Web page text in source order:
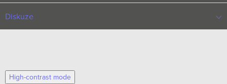
Diskuze
High-contrast mode